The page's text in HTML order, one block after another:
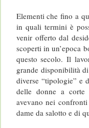
Elementi che fino a
in quali termini è
venir offerto dal
scoperti in un’epoca
questo secolo. Il
grande disponibilità
diverse “tipologie” e
delle donne a corte
avevano nei
dame da salotto e di